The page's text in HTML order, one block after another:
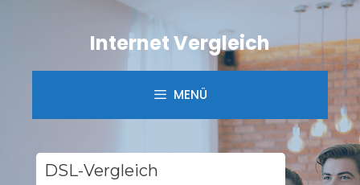
Internet Vergleich
MENÜ
DSL-Vergleich